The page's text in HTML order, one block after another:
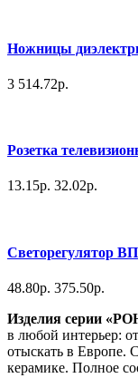
Ножницы
3 514.72р.
Розетка
13.15р. 32.02р.
Светорегулятор
48.80р. 375.50р.
Изделия серии
в любой интерьер:
отыскать в Европе.
керамике. Полное